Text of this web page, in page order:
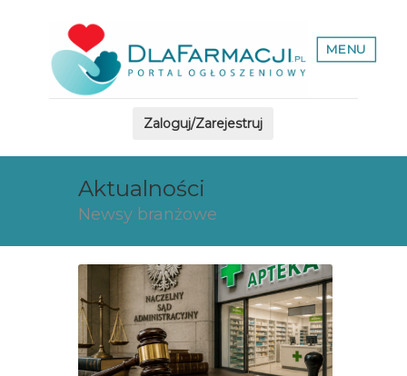
MENU
Zaloguj/Zarejestruj
Aktualności
Newsy branżowe